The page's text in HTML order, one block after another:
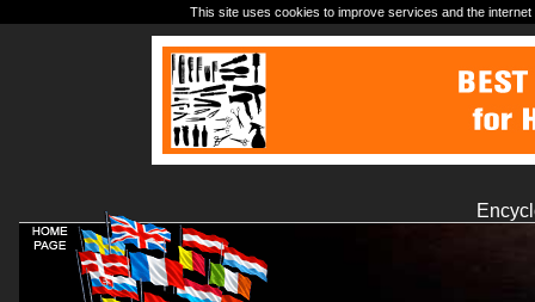
This site uses cookies to improve services and the